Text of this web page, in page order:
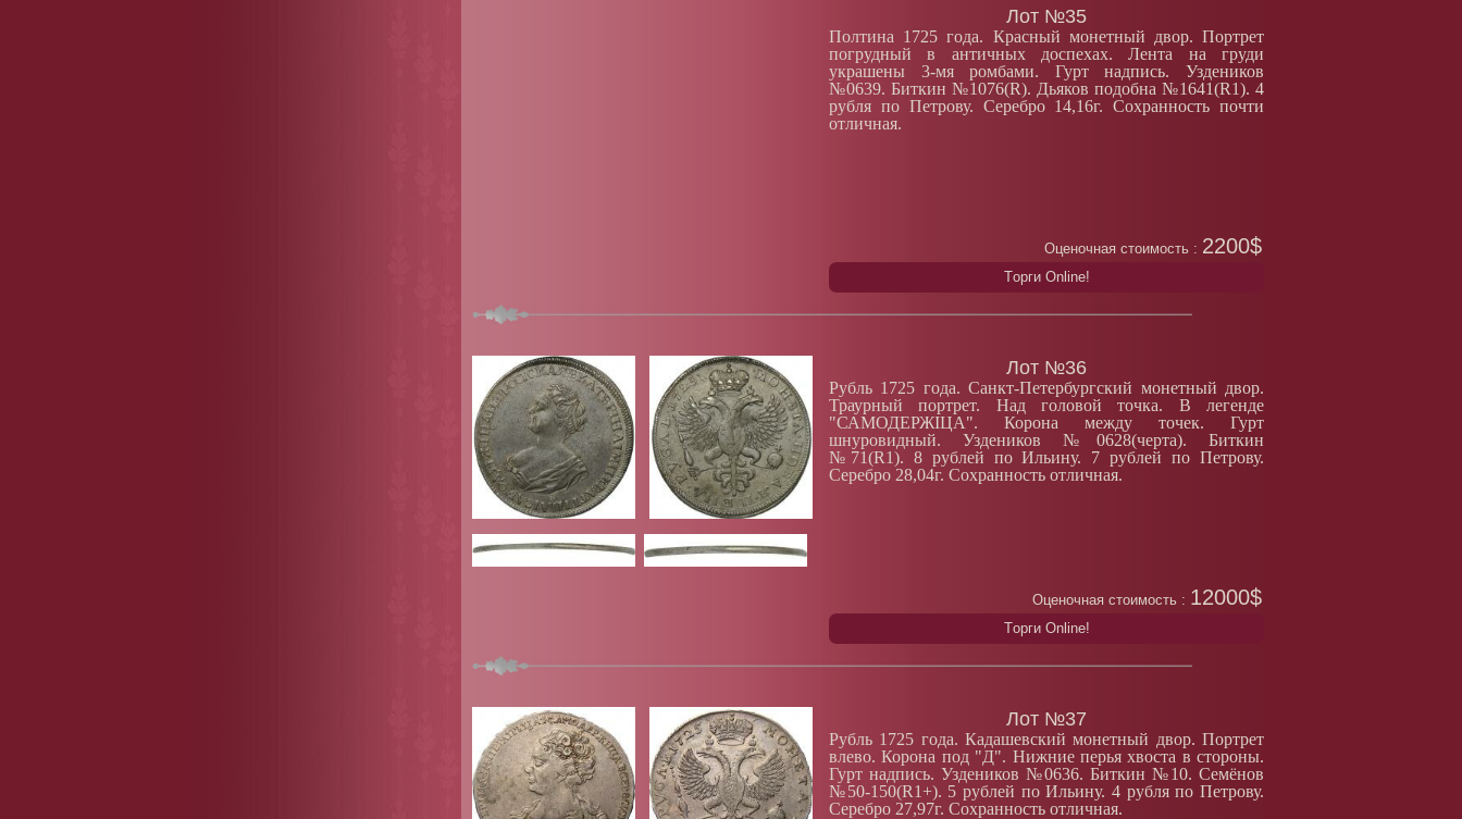
Лот №35
Полтина 1725 года. Красный монетный двор. Портрет
погрудный в античных доспехах. Лента на груди
украшены 3-мя ромбами. Гурт надпись. Уздеников
№0639. Биткин №1076(R). Дьяков подобна №1641(R1). 4
рубля по Петрову. Серебро 14,16г. Сохранность почти
отличная.
Оценочная стоимость : 2200$
Tорги Online!
Лот №36
Рубль 1725 года. Санкт-Петербургский монетный двор.
Траурный портрет. Над головой точка. В легенде
"САМОДЕРЖIЦА". Корона между точек. Гурт
шнуровидный. Уздеников №0628(черта). Биткин
№71(R1). 8 рублей по Ильину. 7 рублей по Петрову.
Серебро 28,04г. Сохранность отличная.
Оценочная стоимость : 12000$
Tорги Online!
Лот №37
Рубль 1725 года. Кадашевский монетный двор. Портрет
влево. Корона под "Д". Нижние перья хвоста в стороны.
Гурт надпись. Уздеников №0636. Биткин №10. Семёнов
№50-150(R1+). 5 рублей по Ильину. 4 рубля по Петрову.
Серебро 27,97г. Сохранность отличная.